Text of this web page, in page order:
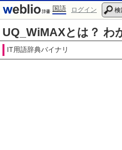
国語 ログイン 検
UQ_WiMAXとは？ わ
IT用語辞典バイナリ